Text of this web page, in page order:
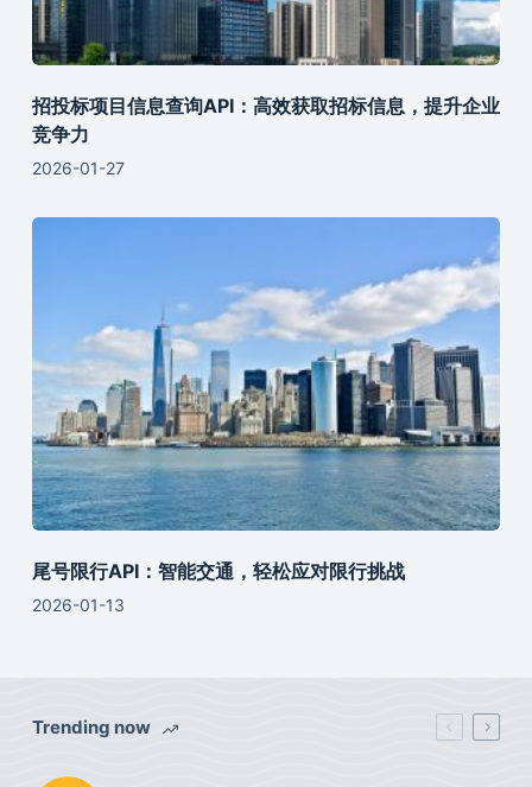
招投标项目信息查询API：高效获取招标信息，提升企业
竞争力
2026-01-27
尾号限行API：智能交通，轻松应对限行挑战
2026-01-13
Trending now